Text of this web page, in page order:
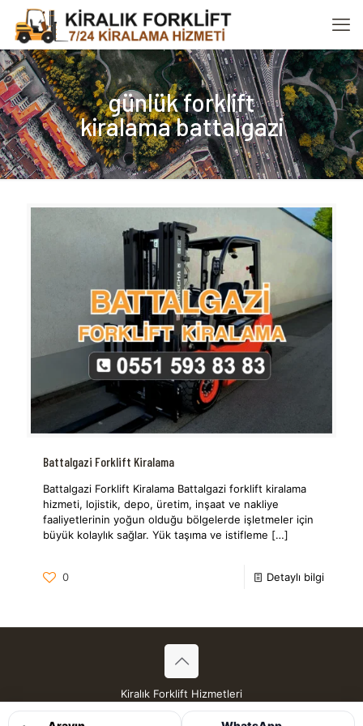
günlük forklift
kiralama battalgazi
Battalgazi Forklift Kiralama
Battalgazi Forklift Kiralama Battalgazi forklift kiralama
hizmeti, lojistik, depo, üretim, inşaat ve nakliye
faaliyetlerinin yoğun olduğu bölgelerde işletmeler için
büyük kolaylık sağlar. Yük taşıma ve istifleme […]
0 Detaylı bilgi
Kiralık Forklift Hizmetleri
Tüm Hakları Saklıdır © 2026